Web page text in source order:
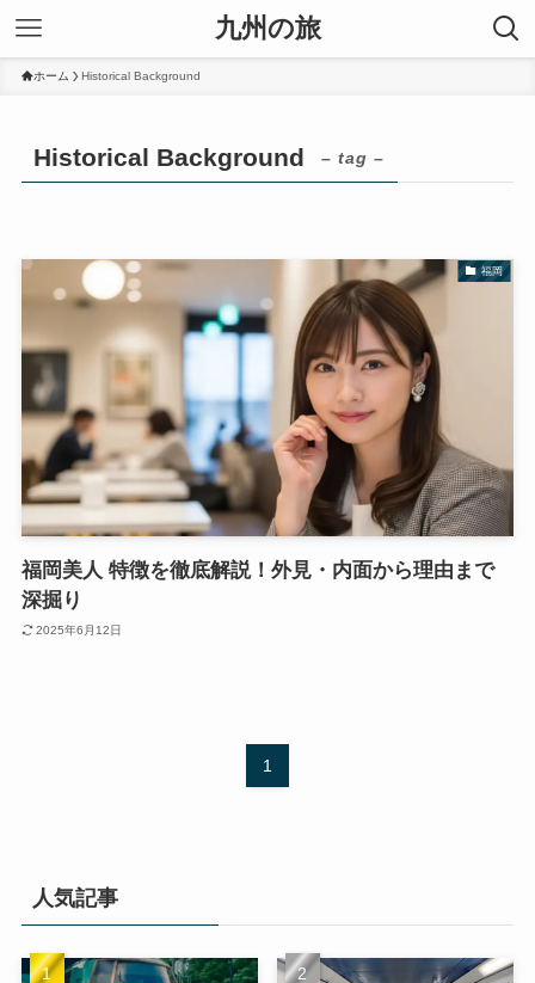
九州の旅
ホーム Historical Background
Historical Background – tag –
福岡
福岡美人 特徴を徹底解説！外見・内面から理由まで
深掘り
2025年6月12日
1
人気記事